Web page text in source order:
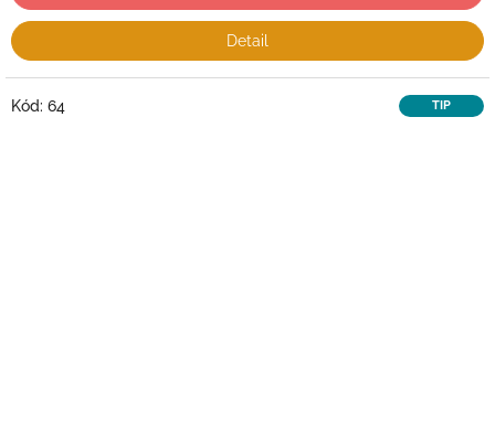
Detail
TIP
Kód: 64